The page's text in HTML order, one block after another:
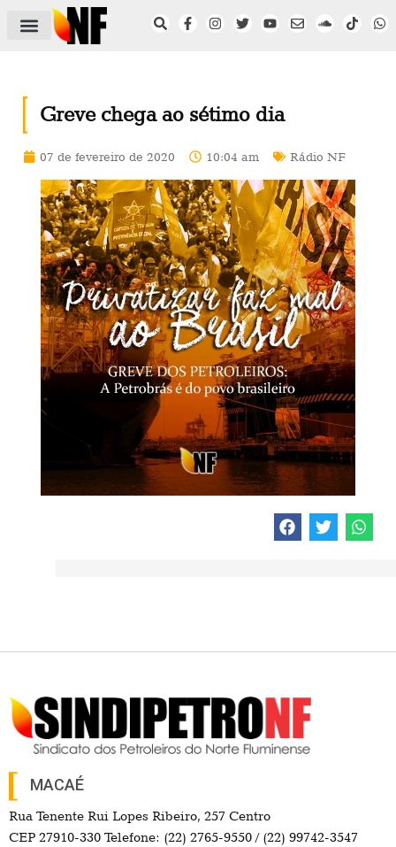
Greve chega ao sétimo dia
07 de fevereiro de 2020 10:04 am Rádio NF
MACAÉ
Rua Tenente Rui Lopes Ribeiro, 257 Centro
CEP 27910-330 Telefone: (22) 2765-9550 / (22) 99742-3547